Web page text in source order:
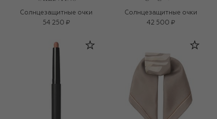
Солнцезащитные очки
54 250 ₽
Солнцезащитные очки
42 500 ₽